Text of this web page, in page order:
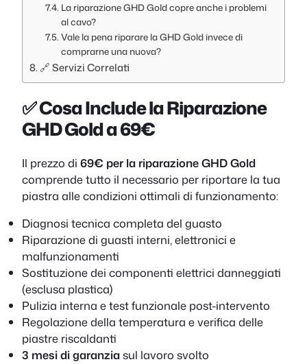
La riparazione GHD Gold copre anche i problemi
al cavo?
Vale la pena riparare la GHD Gold invece di
comprarne una nuova?
🔗 Servizi Correlati
✅ Cosa Include la Riparazione
GHD Gold a 69€
Il prezzo di 69€ per la riparazione GHD Gold
comprende tutto il necessario per riportare la tua
piastra alle condizioni ottimali di funzionamento:
Diagnosi tecnica completa del guasto
Riparazione di guasti interni, elettronici e
malfunzionamenti
Sostituzione dei componenti elettrici danneggiati
(esclusa plastica)
Pulizia interna e test funzionale post-intervento
Regolazione della temperatura e verifica delle
piastre riscaldanti
3 mesi di garanziasul lavoro svolto